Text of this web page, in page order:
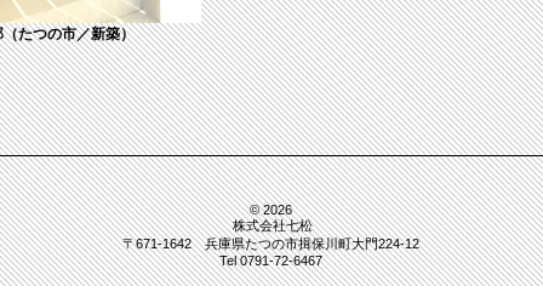
たつの市／新築）
© 2026
株式会社七松
〒671-1642 兵庫県たつの市揖保川町大門224-12
Tel 0791-72-6467